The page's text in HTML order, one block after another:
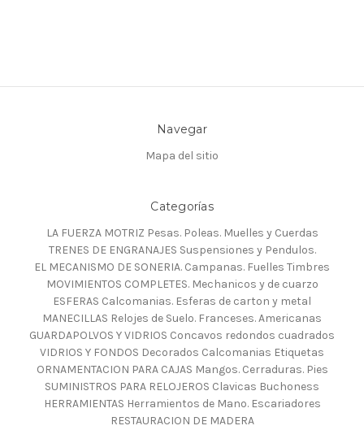
Navegar
Mapa del sitio
Categorías
LA FUERZA MOTRIZ Pesas. Poleas. Muelles y Cuerdas
TRENES DE ENGRANAJES Suspensiones y Pendulos.
EL MECANISMO DE SONERIA. Campanas. Fuelles Timbres
MOVIMIENTOS COMPLETES. Mechanicos y de cuarzo
ESFERAS Calcomanias. Esferas de carton y metal
MANECILLAS Relojes de Suelo. Franceses. Americanas
GUARDAPOLVOS Y VIDRIOS Concavos redondos cuadrados
VIDRIOS Y FONDOS Decorados Calcomanias Etiquetas
ORNAMENTACION PARA CAJAS Mangos. Cerraduras. Pies
SUMINISTROS PARA RELOJEROS Clavicas Buchoness
HERRAMIENTAS Herramientos de Mano. Escariadores
RESTAURACION DE MADERA